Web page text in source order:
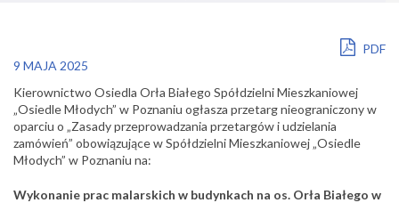
PDF
9 MAJA 2025
Kierownictwo Osiedla Orła Białego Spółdzielni Mieszkaniowej
„Osiedle Młodych” w Poznaniu ogłasza przetarg nieograniczony w
oparciu o „Zasady przeprowadzania przetargów i udzielania
zamówień” obowiązujące w Spółdzielni Mieszkaniowej „Osiedle
Młodych” w Poznaniu na:
Wykonanie prac malarskich w budynkach na os. Orła Białego w